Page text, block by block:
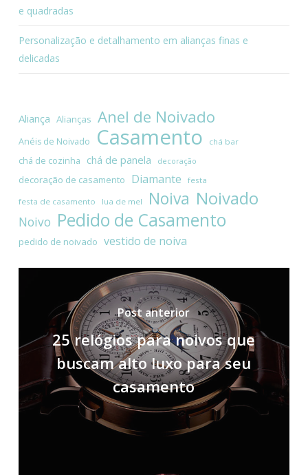
e quadradas
Personalização e detalhamento em alianças finas e
delicadas
Aliança Alianças Anel de Noivado
Anéis de Noivado Casamento chá bar
chá de cozinha chá de panela decoração
decoração de casamento Diamante festa
festa de casamento lua de mel Noiva Noivado
Noivo Pedido de Casamento
pedido de noivado vestido de noiva
Post anterior
25 relógios para noivos que
buscam alto luxo para seu
casamento